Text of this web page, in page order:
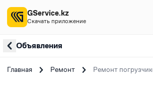
Объявления
Главная Ремонт Ремонт
GService.kz
Скачать приложение